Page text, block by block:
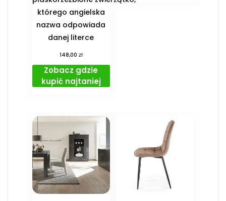
którego angielska
nazwa odpowiada
danej literce
148,00 zł
Zobacz gdzie
kupić najtaniej